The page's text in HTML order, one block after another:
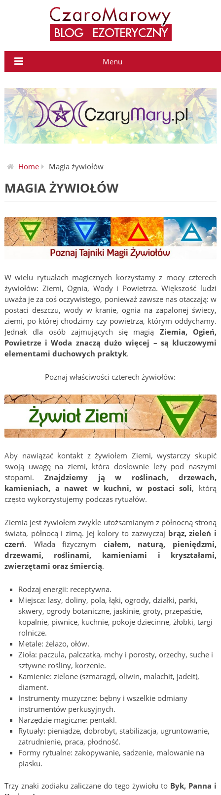
Menu
Home Magia żywiołów
MAGIA ŻYWIOŁÓW
W wielu rytuałach magicznych korzystamy z mocy czterech
żywiołów: Ziemi, Ognia, Wody i Powietrza. Większość ludzi
uważa je za coś oczywistego, ponieważ zawsze nas otaczają: w
postaci deszczu, wody w kranie, ognia na zapalonej świecy,
ziemi, po której chodzimy czy powietrza, którym oddychamy.
Jednak dla osób zajmujących się magią Ziemia, Ogień,
Powietrze i Woda znaczą dużo więcej – są kluczowymi
elementami duchowych praktyk.
Poznaj właściwości czterech żywiołów:
Aby nawiązać kontakt z żywiołem Ziemi, wystarczy skupić
swoją uwagę na ziemi, która dosłownie leży pod naszymi
stopami. Znajdziemy ją w roślinach, drzewach,
kamieniach, a nawet w kuchni, w postaci soli, którą
często wykorzystujemy podczas rytuałów.
Ziemia jest żywiołem zwykle utożsamianym z północną stroną
świata, północą i zimą. Jej kolory to zazwyczaj brąz, zieleń i
czerń. Włada fizycznym ciałem, naturą, pieniędzmi,
drzewami, roślinami, kamieniami i kryształami,
zwierzętami oraz śmiercią.
Rodzaj energii: receptywna.
Miejsca: lasy, doliny, pola, łąki, ogrody, działki, parki,
skwery, ogrody botaniczne, jaskinie, groty, przepaście,
kopalnie, piwnice, kuchnie, pokoje dziecinne, żłobki, targi
rolnicze.
Metale: żelazo, ołów.
Zioła: paczula, palczatka, mchy i porosty, orzechy, suche i
sztywne rośliny, korzenie.
Kamienie: zielone (szmaragd, oliwin, malachit, jadeit),
diament.
Instrumenty muzyczne: bębny i wszelkie odmiany
instrumentów perkusyjnych.
Narzędzie magiczne: pentakl.
Rytuały: pieniądze, dobrobyt, stabilizacja, ugruntowanie,
zatrudnienie, praca, płodność.
Formy rytualne: zakopywanie, sadzenie, malowanie na
piasku.
Trzy znaki zodiaku zaliczane do tego żywiołu to Byk, Panna i